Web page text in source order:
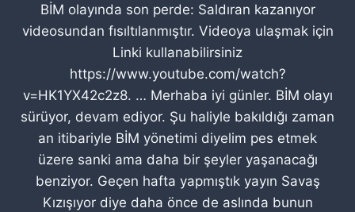
BİM olayında son perde: Saldıran kazanıyor
videosundan fısıltılanmıştır. Videoya ulaşmak için
Linki kullanabilirsiniz
https://www.youtube.com/watch?
v=HK1YX42c2z8. … Merhaba iyi günler. BİM olayı
sürüyor, devam ediyor. Şu haliyle bakıldığı zaman
an itibariyle BİM yönetimi diyelim pes etmek
üzere sanki ama daha bir şeyler yaşanacağı
benziyor. Geçen hafta yapmıştık yayın Savaş
Kızışıyor diye daha önce de aslında bunun